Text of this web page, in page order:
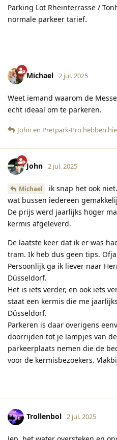
Parking Lot Rheinterrasse /
normale parkeer tarief.
Michael 2 jul. 2025
Weet iemand waarom de
echt ideaal om te parkeren.
John en Pretpark-Pro hebben
John 2 jul. 2025
Michael
ik snap het ook
wat bussen iedereen
De prijs werd jaarlijks hoger
kermis afgeleverd.
De laatste keer dat ik er was
tram. Ik heb dus geen tips.
Persoonlijk ga ik liever naar
Düsseldorf.
Het is iets verder, en ook iets
staat een kermis die me
Düsseldorf.
Parkeren is daar overigens
doorrijden tot je lampjes van
parkeerplaats nemen die de
voor de kermisbezoekers.
Trollenbol 2 jul. 2025